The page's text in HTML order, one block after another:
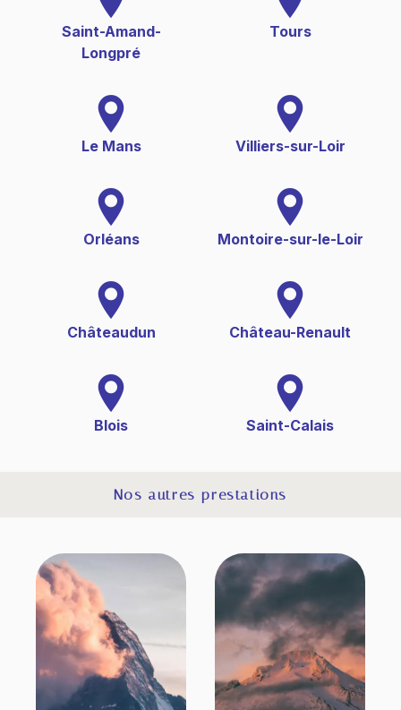
Saint-Amand-
Longpré
Tours
Le Mans Villiers-sur-Loir
Orléans Montoire-sur-le-Loir
Châteaudun Château-Renault
Blois Saint-Calais
Nos autres prestations